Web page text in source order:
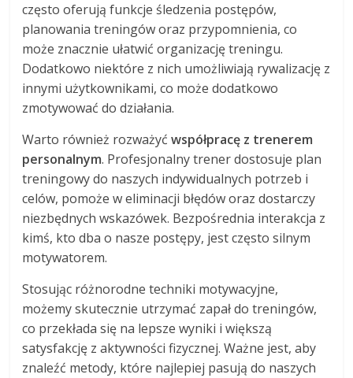
często oferują funkcje śledzenia postępów,
planowania treningów oraz przypomnienia, co
może znacznie ułatwić organizację treningu.
Dodatkowo niektóre z nich umożliwiają rywalizację z
innymi użytkownikami, co może dodatkowo
zmotywować do działania.
Warto również rozważyćwspółpracę z trenerem
personalnym. Profesjonalny trener dostosuje plan
treningowy do naszych indywidualnych potrzeb i
celów, pomoże w eliminacji błędów oraz dostarczy
niezbędnych wskazówek. Bezpośrednia interakcja z
kimś, kto dba o nasze postępy, jest często silnym
motywatorem.
Stosując różnorodne techniki motywacyjne,
możemy skutecznie utrzymać zapał do treningów,
co przekłada się na lepsze wyniki i większą
satysfakcję z aktywności fizycznej. Ważne jest, aby
znaleźć metody, które najlepiej pasują do naszych